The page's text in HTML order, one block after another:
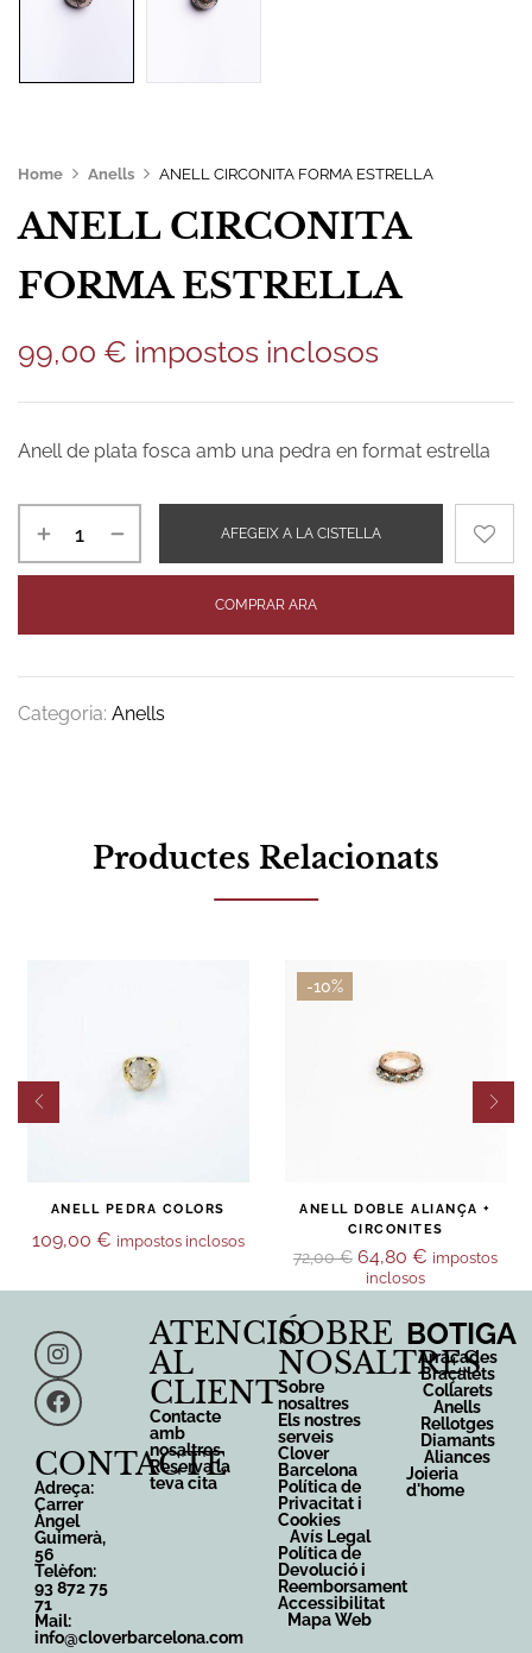
Home Anells ANELL CIRCONITA FORMA ESTRELLA
ANELL CIRCONITA
FORMA ESTRELLA
99,00 € impostos inclosos
Anell de plata fosca amb una pedra en format estrella
AFEGEIX A LA CISTELLA
COMPRAR ARA
Categoria: Anells
Productes Relacionats
ANELL PEDRA COLORS
109,00 € impostos inclosos
-10%
ANELL DOBLE ALIANÇA +
CIRCONITES
72,00€ 64,80 € impostos
inclosos
CONTACTE
Adreça:
Carrer
Àngel
Guimerà,
56
Telèfon:
93 872 75
71
Mail:
info@cloverbarcelona.com
ATENCIÓ
AL
CLIENT
Contacte
amb
nosaltres
Reserva la
teva cita
SOBRE
NOSALTRES
Sobre
nosaltres
Els nostres
serveis
Clover
Barcelona
Política de
Privacitat i
Cookies
Avís Legal
Política de
Devolució i
Reemborsament
Accessibilitat
Mapa Web
BOTIGA
Arracades
Braçalets
Collarets
Anells
Rellotges
Diamants
Aliances
Joieria
d'home